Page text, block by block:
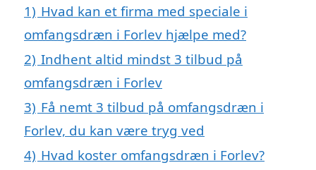
1) Hvad kan et firma med speciale i
omfangsdræn i Forlev hjælpe med?
2) Indhent altid mindst 3 tilbud på
omfangsdræn i Forlev
3) Få nemt 3 tilbud på omfangsdræn i
Forlev, du kan være tryg ved
4) Hvad koster omfangsdræn i Forlev?